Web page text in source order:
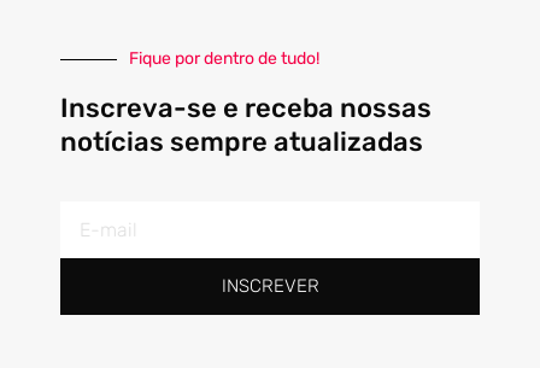
Fique por dentro de tudo!
Inscreva-se e receba nossas
notícias sempre atualizadas
mail
INSCREVER